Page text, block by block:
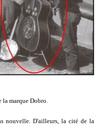
la marque Dobro.
nouvelle. D'ailleurs, la cité de la